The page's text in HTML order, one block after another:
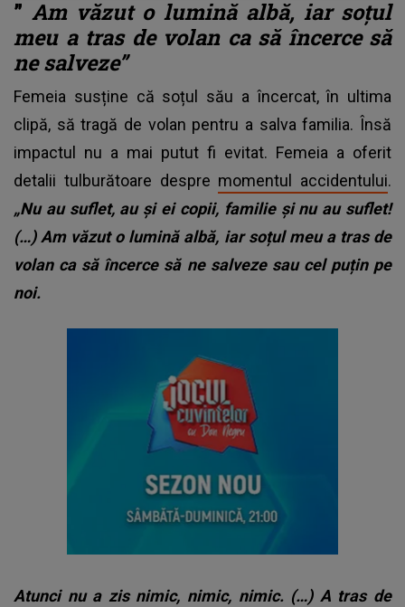
” Am văzut o lumină albă, iar soțul
meu a tras de volan ca să încerce să
ne salveze”
Femeia susține că soțul său a încercat, în ultima
clipă, să tragă de volan pentru a salva familia. Însă
impactul nu a mai putut fi evitat. Femeia a oferit
detalii tulburătoare despre momentul accidentului.
„Nu au suflet, au și ei copii, familie și nu au suflet!
(…) Am văzut o lumină albă, iar soțul meu a tras de
volan ca să încerce să ne salveze sau cel puțin pe
noi.
Atunci nu a zis nimic, nimic, nimic. (…) A tras de